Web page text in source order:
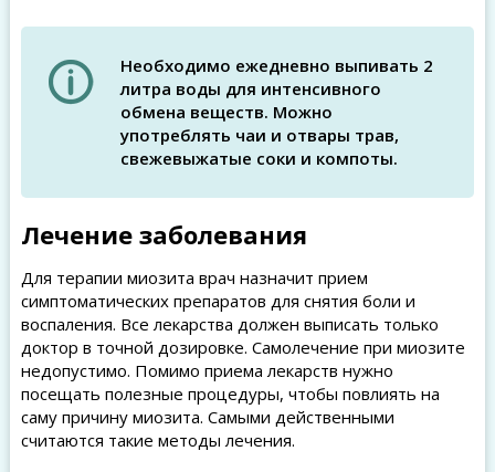
Необходимо ежедневно выпивать 2
литра воды для интенсивного
обмена веществ. Можно
употреблять чаи и отвары трав,
свежевыжатые соки и компоты.
Лечение заболевания
Для терапии миозита врач назначит прием
симптоматических препаратов для снятия боли и
воспаления. Все лекарства должен выписать только
доктор в точной дозировке. Самолечение при миозите
недопустимо. Помимо приема лекарств нужно
посещать полезные процедуры, чтобы повлиять на
саму причину миозита. Самыми действенными
считаются такие методы лечения.